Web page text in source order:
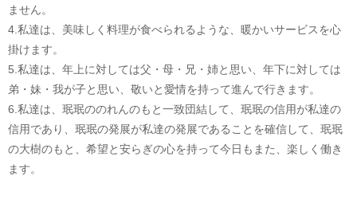
ません。
4.私達は、美味しく料理が食べられるような、暖かいサービスを心
掛けます。
5.私達は、年上に対しては父・母・兄・姉と思い、年下に対しては
弟・妹・我が子と思い、敬いと愛情を持って進んで行きます。
6.私達は、珉珉ののれんのもと一致団結して、珉珉の信用が私達の
信用であり、珉珉の発展が私達の発展であることを確信して、珉珉
の大樹のもと、希望と安らぎの心を持って今日もまた、楽しく働き
ます。